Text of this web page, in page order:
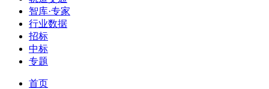
智库·专家
行业数据
招标
中标
专题
首页